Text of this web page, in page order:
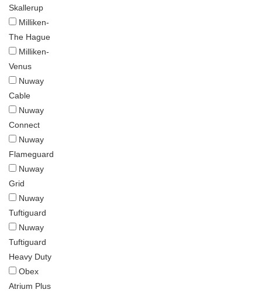
Skallerup
Milliken-
The Hague
Milliken-
Venus
Nuway
Cable
Nuway
Connect
Nuway
Flameguard
Nuway
Grid
Nuway
Tuftiguard
Nuway
Tuftiguard
Heavy Duty
Obex
Atrium Plus